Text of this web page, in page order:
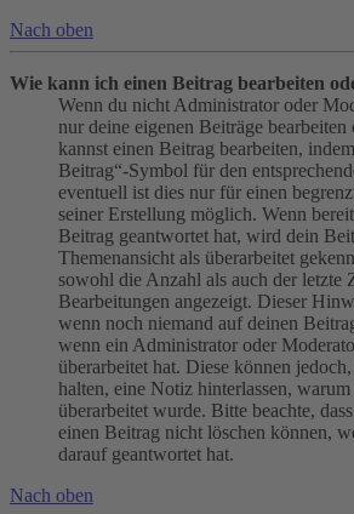
Nach oben
Wie kann ich einen Beitrag bearbeiten
Wenn du nicht Administrator oder
nur deine eigenen Beiträge
kannst einen Beitrag bearbeiten,
Beitrag“-Symbol für den
eventuell ist dies nur für einen
seiner Erstellung möglich. Wenn
Beitrag geantwortet hat, wird dein
Themenansicht als überarbeitet
sowohl die Anzahl als auch der letzte
Bearbeitungen angezeigt. Dieser
wenn noch niemand auf deinen
wenn ein Administrator oder
überarbeitet hat. Diese können
halten, eine Notiz hinterlassen,
überarbeitet wurde. Bitte beachte,
einen Beitrag nicht löschen können,
darauf geantwortet hat.
Nach oben